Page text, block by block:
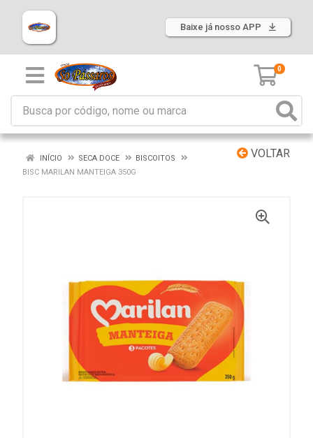
Baixe já nosso APP
0
VOLTAR
INÍCIO SECA DOCE
BISCOITOS
BISC MARILAN MANTEIGA 350G